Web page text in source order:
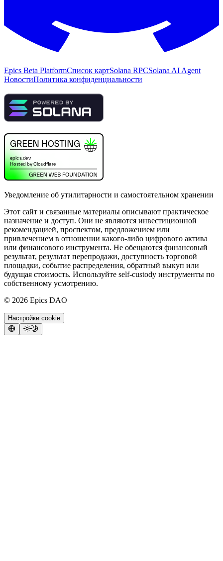
Epics Beta PlatformСписок картSolana RPCSolana AI Agent
НовостиПолитика конфиденциальности
Уведомление об утилитарности и самостоятельном хранении
Этот сайт и связанные материалы описывают практическое
назначение и доступ. Они не являются инвестиционной
рекомендацией, проспектом, предложением или
привлечением в отношении какого-либо цифрового актива
или финансового инструмента. Не обещаются финансовый
результат, результат перепродажи, доступность торговой
площадки, событие распределения, обратный выкуп или
будущая стоимость. Используйте self-custody инструменты по
собственному усмотрению.
© 2026 Epics DAO
Настройки cookie